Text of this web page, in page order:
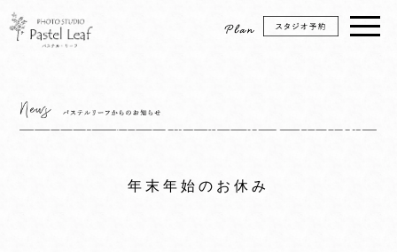
年末年始のお休み